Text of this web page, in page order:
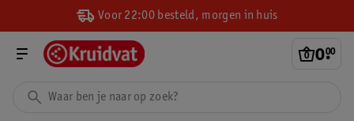
Voor 22:00 besteld, morgen in huis
0.
00